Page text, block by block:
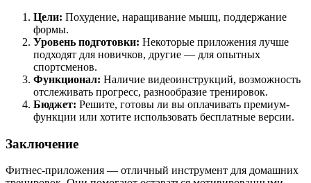
Цели: Похудение, наращивание мышц, поддержание
формы.
Уровень подготовки: Некоторые приложения лучше
подходят для новичков, другие — для опытных
спортсменов.
Функционал: Наличие видеоинструкций, возможность
отслеживать прогресс, разнообразие тренировок.
Бюджет: Решите, готовы ли вы оплачивать премиум-
функции или хотите использовать бесплатные версии.
Заключение
Фитнес-приложения — отличный инструмент для домашних